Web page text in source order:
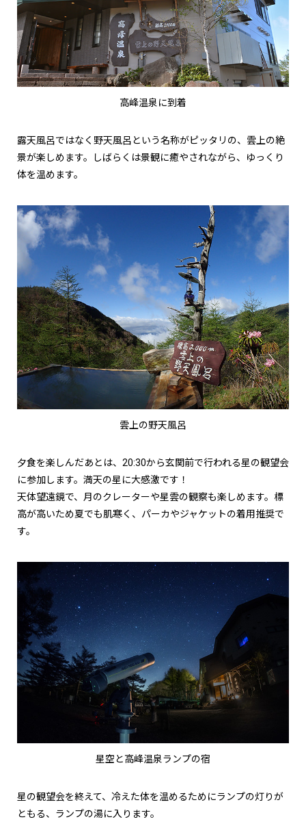
高峰温泉に到着
露天風呂ではなく野天風呂という名称がピッタリの、雲上の絶
景が楽しめます。しばらくは景観に癒やされながら、ゆっくり
体を温めます。
雲上の野天風呂
夕食を楽しんだあとは、20:30から玄関前で行われる星の観望会
に参加します。満天の星に大感激です！
天体望遠鏡で、月のクレーターや星雲の観察も楽しめます。標
高が高いため夏でも肌寒く、パーカやジャケットの着用推奨で
す。
星空と高峰温泉ランプの宿
星の観望会を終えて、冷えた体を温めるためにランプの灯りが
ともる、ランプの湯に入ります。